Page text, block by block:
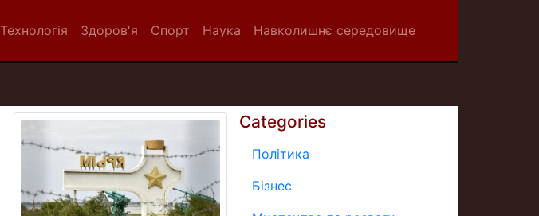
Технологія Здоров'я Спорт Наука Навколишнє середовище
Categories
Політика
Бізнес